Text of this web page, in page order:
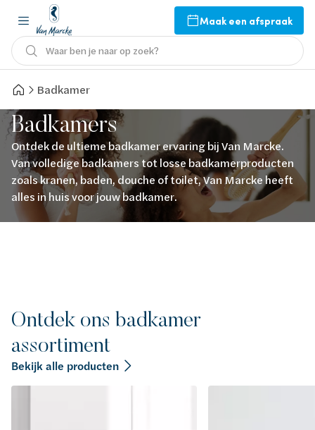
Maak een afspraak
Waar ben je naar op zoek?
Badkamer
Badkamers
Ontdek de ultieme badkamer ervaring bij Van Marcke.
Van volledige badkamers tot losse badkamerproducten
zoals kranen, baden, douche of toilet, Van Marcke heeft
alles in huis voor jouw badkamer.
Ontdek ons badkamer
assortiment
Bekijk alle producten